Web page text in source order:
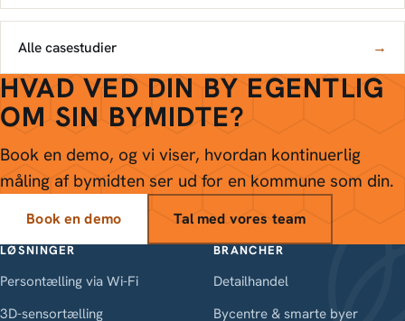
Alle casestudier →
HVAD VED DIN BY EGENTLIG
OM SIN BYMIDTE?
Book en demo, og vi viser, hvordan kontinuerlig
måling af bymidten ser ud for en kommune som din.
Book en demo Tal med vores team
LØSNINGER
Persontælling via Wi-Fi
3D-sensortælling
BRANCHER
Detailhandel
Bycentre & smarte byer